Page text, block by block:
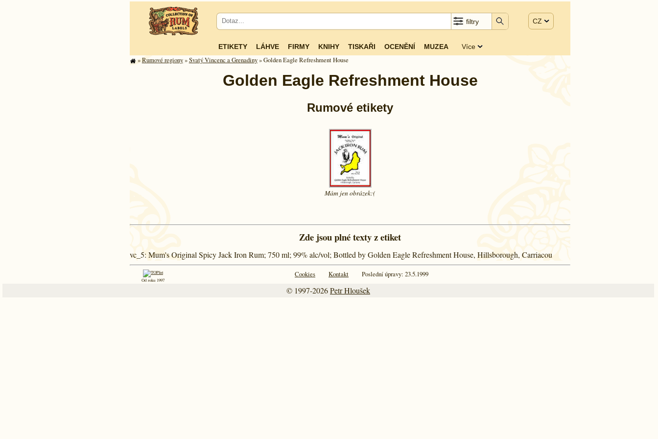
filtry CZ
ETIKETY LÁHVE FIRMY KNIHY TISKAŘI OCENĚNÍ MUZEA Více
»Rumové regiony»Svatý Vincenc a Grenadiny» Golden Eagle Refreshment House
Golden Eagle Refreshment House
Rumové etikety
Mám jenobrázek:(
Zde jsou plné texty z etiket
vc_5: Mum's Original Spicy Jack Iron Rum; 750 ml; 99% alc/vol; Bottled by Golden Eagle Refreshment House, Hillsborough, Carriacou
Od roku 1997
Cookies Kontakt Poslední úpravy: 23.5.1999
© 1997-2026Petr Hloušek